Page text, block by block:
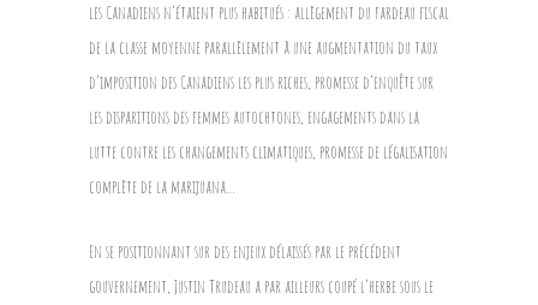
les Canadiens n’étaient plus habitués : allègement du fardeau fiscal
de la classe moyenne parallèlement à une augmentation du taux
d’imposition des Canadiens les plus riches, promesse d’enquête sur
les disparitions des femmes autochtones, engagements dans la
lutte contre les changements climatiques, promesse de légalisation
complète de la marijuana…
En se positionnant sur des enjeux délaissés par le précédent
gouvernement, Justin Trudeau a par ailleurs coupé l’herbe sous le